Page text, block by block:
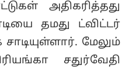
அதிகரித்தது
தமது ட்விட்டர்
மேலும்
சதுர்வேதி